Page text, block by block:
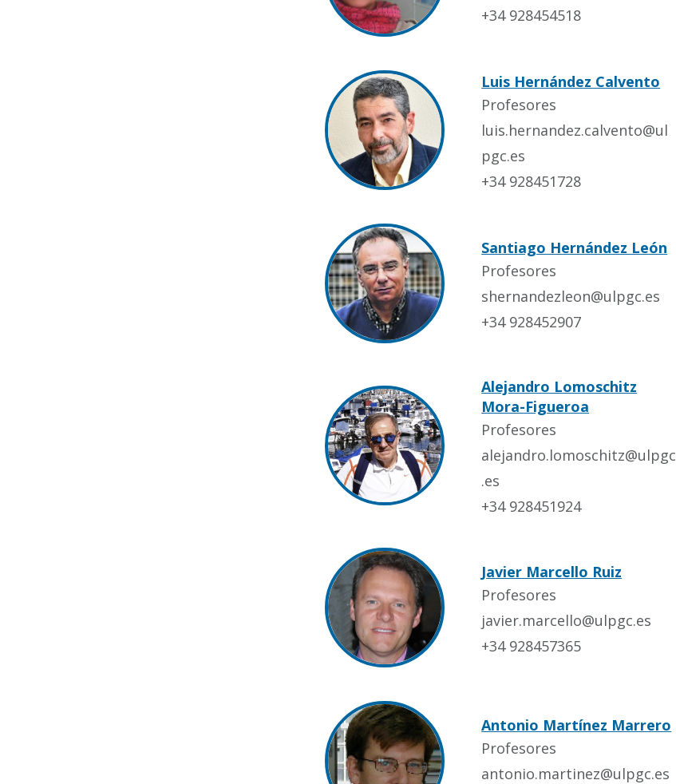
+34 928454518
Luis Hernández Calvento
Profesores
luis.hernandez.calvento@ul
pgc.es
+34 928451728
Santiago Hernández León
Profesores
shernandezleon@ulpgc.es
+34 928452907
Alejandro Lomoschitz
Mora-Figueroa
Profesores
alejandro.lomoschitz@ulpgc
.es
+34 928451924
Javier Marcello Ruiz
Profesores
javier.marcello@ulpgc.es
+34 928457365
Antonio Martínez Marrero
Profesores
antonio.martinez@ulpgc.es